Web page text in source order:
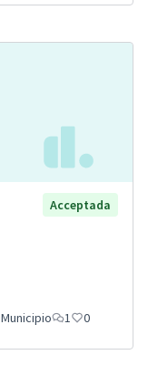
Acceptada
Municipio 1 0